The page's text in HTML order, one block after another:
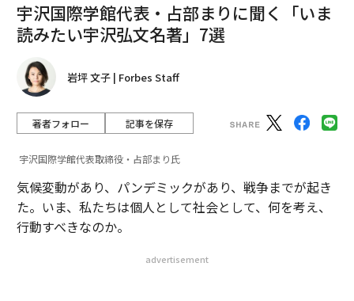
宇沢国際学館代表・占部まりに聞く「いま
読みたい宇沢弘文名著」7選
岩坪 文子 | Forbes Staff
著者フォロー 記事を保存
宇沢国際学館代表取締役・占部まり氏
気候変動があり、パンデミックがあり、戦争までが起き
た。いま、私たちは個人として社会として、何を考え、
行動すべきなのか。
advertisement